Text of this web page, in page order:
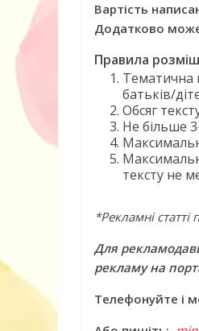
Вартість
Додатково
Правила
Тематична
батьків/
Обсяг
Не більше
тексту не
*Рекламні
Для
рекламу на
Телефонуйте і